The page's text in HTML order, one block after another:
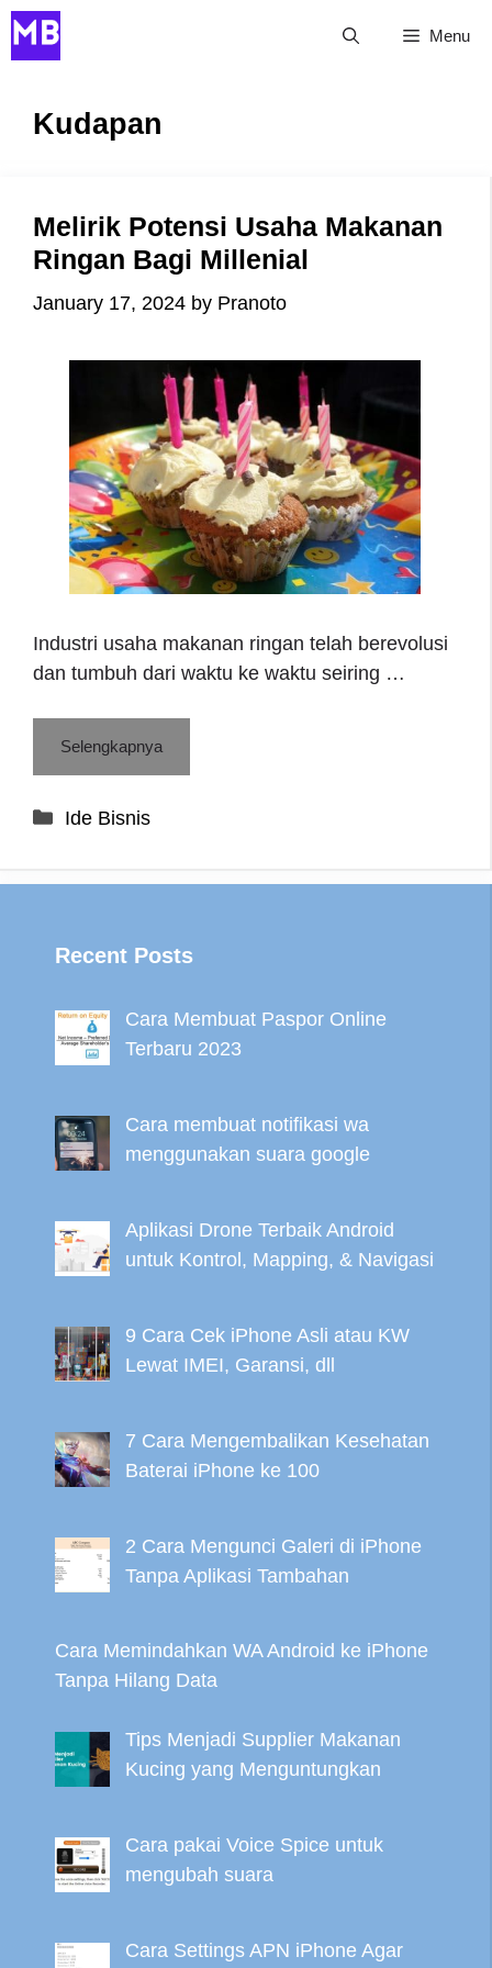
Skip
to
Menu
Kudapan
Melirik Potensi Usaha Makanan
Ringan Bagi Millenial
January 17, 2024 by Pranoto
Industri usaha makanan ringan telah berevolusi
dan tumbuh dari waktu ke waktu seiring …
Selengkapnya
Categories
Ide Bisnis
Recent Posts
Cara Membuat Paspor Online
Terbaru 2023
Cara membuat notifikasi wa
menggunakan suara google
Aplikasi Drone Terbaik Android
untuk Kontrol, Mapping, & Navigasi
9 Cara Cek iPhone Asli atau KW
Lewat IMEI, Garansi, dll
7 Cara Mengembalikan Kesehatan
Baterai iPhone ke 100
2 Cara Mengunci Galeri di iPhone
Tanpa Aplikasi Tambahan
Cara Memindahkan WA Android ke iPhone
Tanpa Hilang Data
Tips Menjadi Supplier Makanan
Kucing yang Menguntungkan
Cara pakai Voice Spice untuk
mengubah suara
Cara Settings APN iPhone Agar